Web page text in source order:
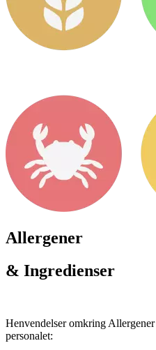
Allergener
& Ingredienser
Henvendelser omkring
personalet: